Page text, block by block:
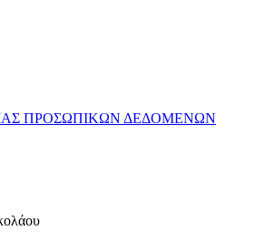
ΠΡΟΣΩΠΙΚΩΝ ΔΕΔΟΜΕΝΩΝ